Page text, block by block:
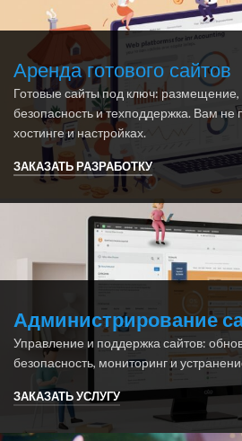
Аренда готового сайтов
Готовые сайты под ключ:
безопасность и техподдержка. Вам не
хостинге и настройках.
ЗАКАЗАТЬ РАЗРАБОТКУ
Администрирование
Управление и поддержка сайтов:
безопасность, мониторинг и
ЗАКАЗАТЬ УСЛУГУ